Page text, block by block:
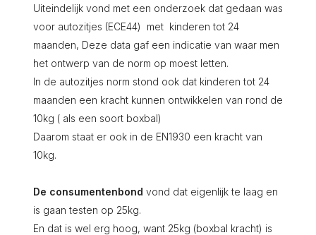
Uiteindelijk vond met een onderzoek dat gedaan was
voor autozitjes (ECE44) met kinderen tot 24
maanden, Deze data gaf een indicatie van waar men
het ontwerp van de norm op moest letten.
In de autozitjes norm stond ook dat kinderen tot 24
maanden een kracht kunnen ontwikkelen van rond de
10kg ( als een soort boxbal)
Daarom staat er ook in de EN1930 een kracht van
10kg.
De consumentenbond vond dat eigenlijk te laag en
is gaan testen op 25kg.
En dat is wel erg hoog, want 25kg (boxbal kracht) is